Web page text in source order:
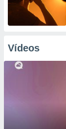
Vídeos